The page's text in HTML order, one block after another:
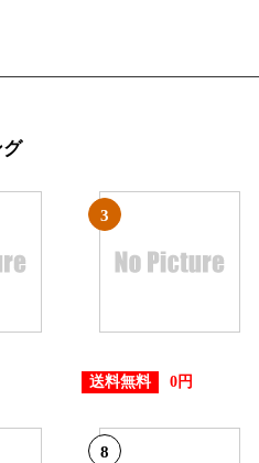
03/22
CD・DVD・楽器ランキング：10位
12/21
3
送料無料 0円
8